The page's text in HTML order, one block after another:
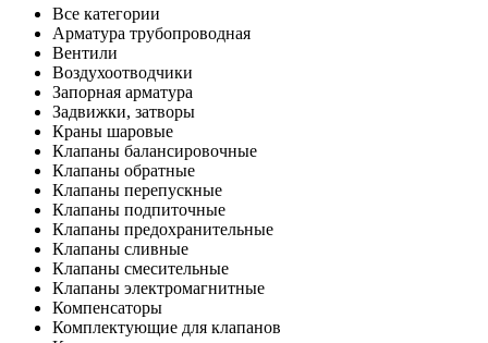
Все категории
Арматура трубопроводная
Вентили
Воздухоотводчики
Запорная арматура
Задвижки, затворы
Краны шаровые
Клапаны балансировочные
Клапаны обратные
Клапаны перепускные
Клапаны подпиточные
Клапаны предохранительные
Клапаны сливные
Клапаны смесительные
Клапаны электромагнитные
Компенсаторы
Комплектующие для клапанов